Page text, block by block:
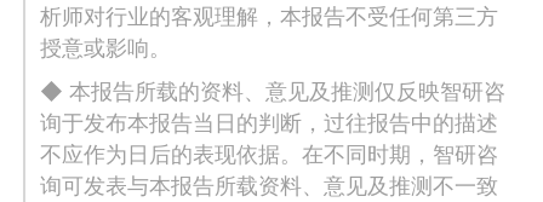
析师对行业的客观理解，本报告不受任何第三方
授意或影响。
◆ 本报告所载的资料、意见及推测仅反映智研咨
询于发布本报告当日的判断，过往报告中的描述
不应作为日后的表现依据。在不同时期，智研咨
询可发表与本报告所载资料、意见及推测不一致